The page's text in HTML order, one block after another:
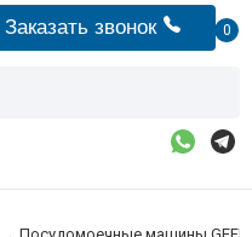
Заказать звонок 0